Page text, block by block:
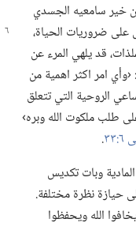
خير سامعيه الجسدي
على ضروريات الحياة،‏
قد يلهي المرء عن
امر اكثر اهمية من
الروحية التي تتعلق
طلب ملكوت الله وبره›
‏.‏
وبات تكديس
حيازة نظرة مختلفة.‏
الله ويحفظوا